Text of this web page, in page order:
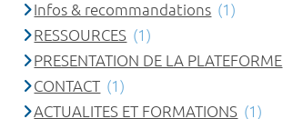
Infos & recommandations (1)
RESSOURCES (1)
PRESENTATION DE LA PLATEFORME
CONTACT (1)
ACTUALITES ET FORMATIONS (1)